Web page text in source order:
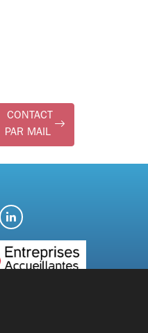
CONTACT
PAR MAIL